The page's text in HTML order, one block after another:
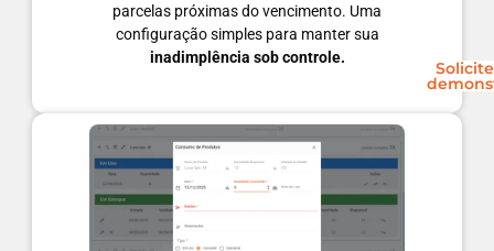
parcelas próximas do vencimento. Uma
configuração simples para manter sua
inadimplência sob controle.